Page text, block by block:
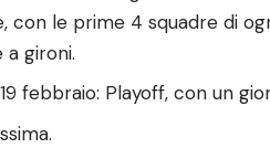
con le prime 4 squadre di
a gironi.
febbraio: Playoff, con un